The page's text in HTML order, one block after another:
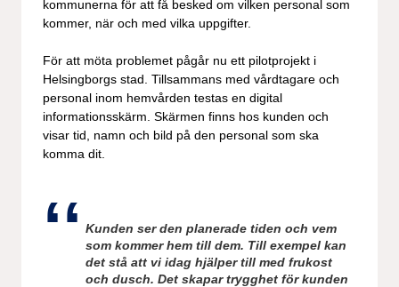
kommunerna för att få besked om vilken personal som
kommer, när och med vilka uppgifter.
För att möta problemet pågår nu ett pilotprojekt i
Helsingborgs stad. Tillsammans med vårdtagare och
personal inom hemvården testas en digital
informationsskärm. Skärmen finns hos kunden och
visar tid, namn och bild på den personal som ska
komma dit.
Kunden ser den planerade tiden och vem
som kommer hem till dem. Till exempel kan
det stå att vi idag hjälper till med frukost
och dusch. Det skapar trygghet för kunden